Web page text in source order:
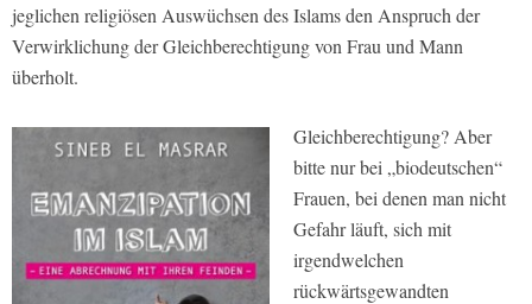
jeglichen religiösen Auswüchsen des Islams den Anspruch der
Verwirklichung der Gleichberechtigung von Frau und Mann
überholt.
Gleichberechtigung? Aber
bitte nur bei „biodeutschen“
Frauen, bei denen man nicht
Gefahr läuft, sich mit
irgendwelchen
rückwärtsgewandten